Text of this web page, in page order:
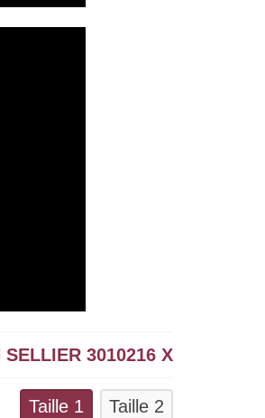
SELLIER 3010216 X
Taille 1 Taille 2